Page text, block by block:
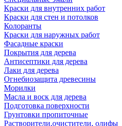
Краски для внутренних работ
Краски для стен и потолков
Колоранты
Краски для наружных работ
Фасадные краски
Покрытия для дерева
Антисептики для дерева
Лаки для дерева
Огнебиозащита древесины
Морилки
Масла и воск для дерева
Подготовка поверхности
Грунтовки пропиточные
Растворители,очистители, олифы